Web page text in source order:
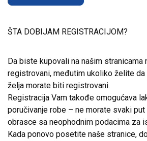
ŠTA DOBIJAM REGISTRACIJOM?
Da biste kupovali na našim stranicama
registrovani, međutim ukoliko želite
želja morate biti registrovani.
Registracija Vam takođe omogućava
poručivanje robe – ne morate svaki
obrasce sa neophodnim podacima za
Kada ponovo posetite naše stranice,